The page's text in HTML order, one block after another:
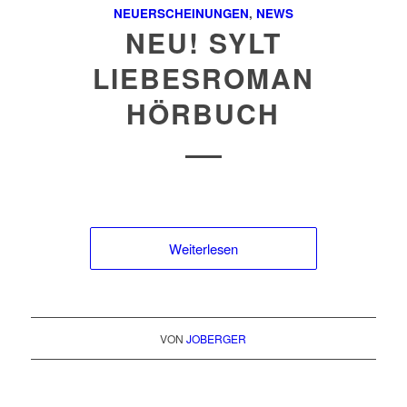
NEUERSCHEINUNGEN, NEWS
NEU! SYLT
LIEBESROMAN
HÖRBUCH
Weiterlesen
VONJOBERGER